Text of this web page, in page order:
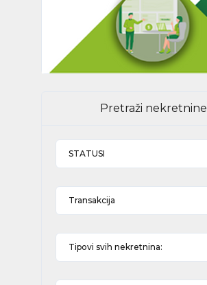
Pretraži nekretnine
STATUSI
Transakcija
Tipovi svih nekretnina: